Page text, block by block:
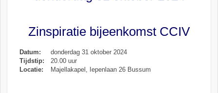
Zinspiratie bijeenkomst CCIV
Datum:
donderdag 31 oktober 2024
Tijdstip:
20.00 uur
Locatie:
Majellakapel, Iepenlaan 26 Bussum